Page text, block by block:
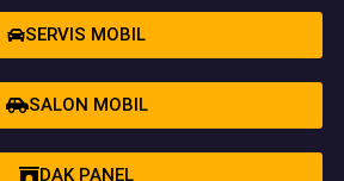
SERVIS MOBIL
SALON MOBIL
DAK PANEL